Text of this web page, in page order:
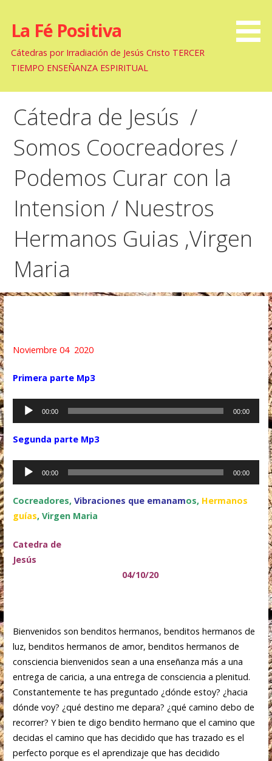
La Fé Positiva
Cátedras por Irradiación de Jesús Cristo TERCER
TIEMPO ENSEÑANZA ESPIRITUAL
Cátedra de Jesús /
Somos Coocreadores /
Podemos Curar con la
Intension / Nuestros
Hermanos Guias ,Virgen
Maria
Noviembre 04 2020
Primera parte Mp3
Audio
Player
00:00 00:00
Segunda parte Mp3
Audio
Player
00:00 00:00
Cocreadores, Vibraciones que emanamos,Hermanos
guías, Virgen Maria
Catedra de
Jesús
04/10/20
Bienvenidos son benditos hermanos, benditos hermanos de
luz, benditos hermanos de amor, benditos hermanos de
consciencia bienvenidos sean a una enseñanza más a una
entrega de caricia, a una entrega de consciencia a plenitud.
Constantemente te has preguntado ¿dónde estoy? ¿hacia
dónde voy? ¿qué destino me depara? ¿qué camino debo de
recorrer? Y bien te digo bendito hermano que el camino que
decidas el camino que has decidido que has trazado es el
perfecto porque es el aprendizaje que has decidido